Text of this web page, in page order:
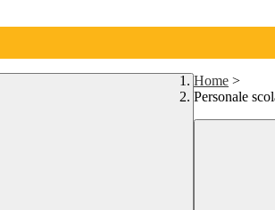
Home >
Personale